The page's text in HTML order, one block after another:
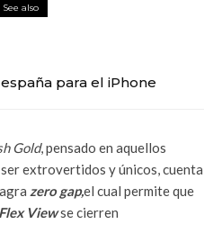
See also
para el iPhone
Gold, pensado en aquellos
extrovertidos y únicos, cuenta
zero gap,el cual permite que
Flex Viewse cierren